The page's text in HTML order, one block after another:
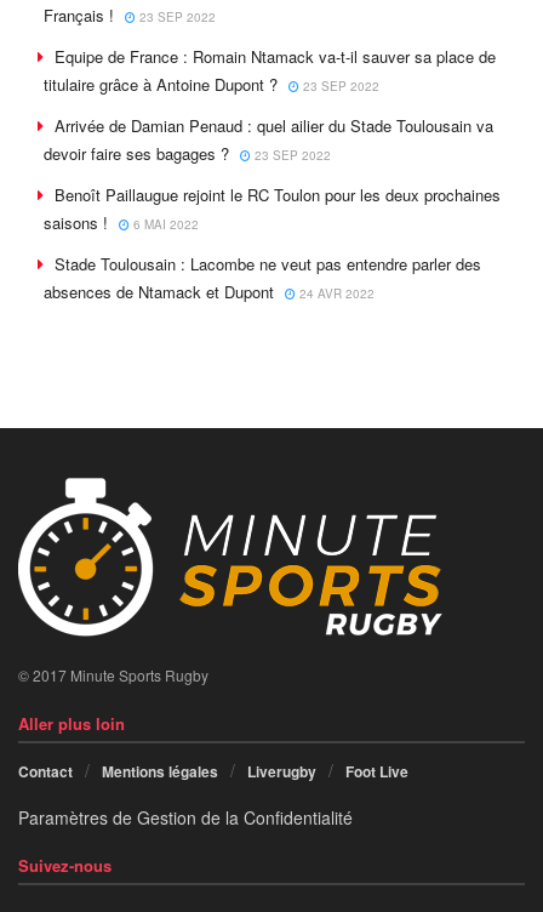
Français !
23 SEP 2022
Equipe de France : Romain Ntamack va-t-il sauver sa place de
titulaire grâce à Antoine Dupont ?
23 SEP 2022
Arrivée de Damian Penaud : quel ailier du Stade Toulousain va
devoir faire ses bagages ?
23 SEP 2022
Benoît Paillaugue rejoint le RC Toulon pour les deux prochaines
saisons !
6 MAI 2022
Stade Toulousain : Lacombe ne veut pas entendre parler des
absences de Ntamack et Dupont
24 AVR 2022
© 2017 Minute Sports Rugby
Aller plus loin
Contact Mentions légales Liverugby Foot Live
Paramètres de Gestion de la Confidentialité
Suivez-nous